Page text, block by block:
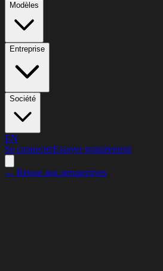
Modèles
Entreprise
Société
EN
Se connecterEssayer gratuitement
← Retour aux perspectives